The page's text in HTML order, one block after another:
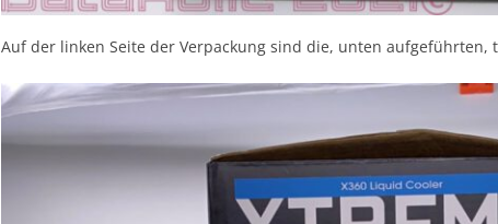
Auf der linken Seite der Verpackung sind die, unten aufgeführten,